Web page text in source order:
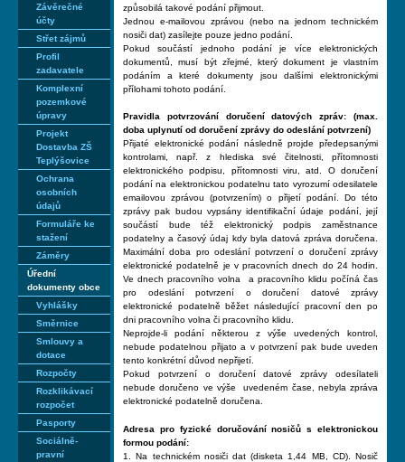
Závěrečné
účty
Střet zájmů
Profil
zadavatele
Komplexní
pozemkové
úpravy
Projekt
Dostavba ZŠ
Teplýšovice
Ochrana
osobních
údajů
Formuláře ke
stažení
Záměry
Úřední
dokumenty obce
Vyhlášky
Směrnice
Smlouvy a
dotace
Rozpočty
Rozklikávací
rozpočet
Pasporty
Sociálně-
pravní
způsobilá takové podání přijmout.
Jednou e-mailovou zprávou (nebo na jednom technickém
nosiči dat) zasílejte pouze jedno podání.
Pokud součástí jednoho podání je více elektronických
dokumentů, musí být zřejmé, který dokument je vlastním
podáním a které dokumenty jsou dalšími elektronickými
přílohami tohoto podání.
Pravidla potvrzování doručení datových zpráv: (max.
doba uplynutí od doručení zprávy do odeslání potvrzení)
Přijaté elektronické podání následně projde předepsanými
kontrolami, např. z hlediska své čitelnosti, přítomnosti
elektronického podpisu, přítomnosti viru, atd. O doručení
podání na elektronickou podatelnu tato vyrozumí odesilatele
emailovou zprávou (potvrzením) o přijetí podání. Do této
zprávy pak budou vypsány identifikační údaje podání, její
součástí bude též elektronický podpis zaměstnance
podatelny a časový údaj kdy byla datová zpráva doručena.
Maximální doba pro odeslání potvrzení o doručení zprávy
elektronické podatelně je v pracovních dnech do 24 hodin.
Ve dnech pracovního volna a pracovního klidu počíná čas
pro odeslání potvrzení o doručení datové zprávy
elektronické podatelně běžet následující pracovní den po
dni pracovního volna či pracovního klidu.
Neprojde-li podání některou z výše uvedených kontrol,
nebude podatelnou přijato a v potvrzení pak bude uveden
tento konkrétní důvod nepřijetí.
Pokud potvrzení o doručení datové zprávy odesílateli
nebude doručeno ve výše uvedeném čase, nebyla zpráva
elektronické podatelně doručena.
Adresa pro fyzické doručování nosičů s elektronickou
formou podání:
1. Na technickém nosiči dat (disketa 1,44 MB, CD). Nosič